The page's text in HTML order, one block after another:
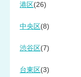
港区 (26)
中央区 (8)
渋谷区 (7)
台東区 (3)